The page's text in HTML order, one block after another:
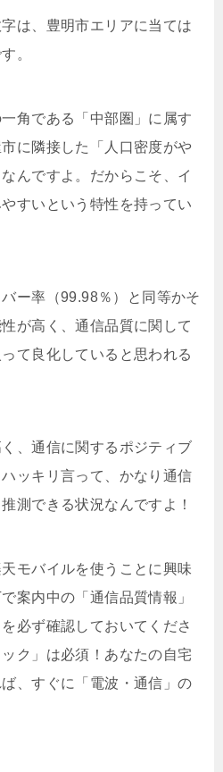
は、豊明市エリアに当ては
。
角である「中部圏」に属す
に隣接した「人口密度がや
んですよ。だからこそ、イ
すいという特性を持ってい
ー率（99.98％）と同等かそ
が高く、通信品質に関して
て良化していると思われる
、通信に関するポジティブ
ッキリ言って、かなり通信
測できる状況なんですよ！
モバイルを使うことに興味
案内中の「通信品質情報」
必ず確認しておいてくださ
ク」は必須！あなたの自宅
、すぐに「電波・通信」の